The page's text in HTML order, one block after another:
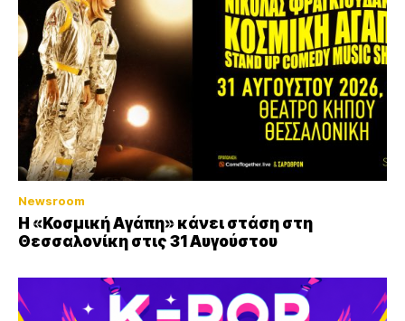
Newsroom
Η «Κοσμική Αγάπη» κάνει στάση στη
Θεσσαλονίκη στις 31 Αυγούστου